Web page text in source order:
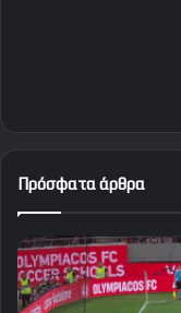
Πρόσφατα άρθρα